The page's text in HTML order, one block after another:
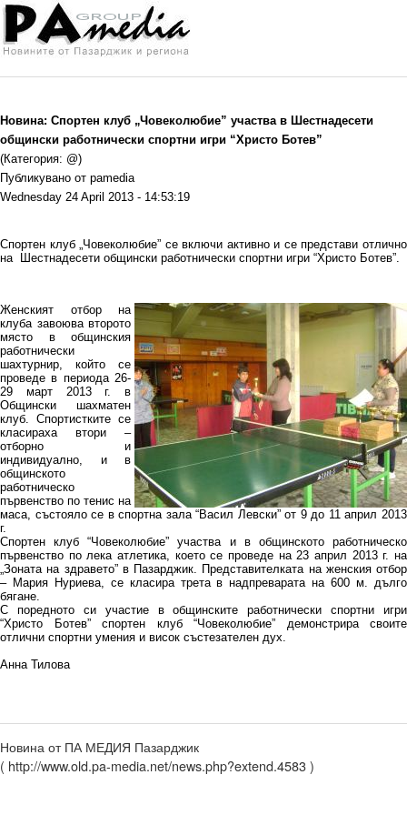
Новина: Спортен клуб „Човеколюбие” участва в Шестнадесети
общински работнически спортни игри “Христо Ботев”
(Категория: @)
Публикувано от pamedia
Wednesday 24 April 2013 - 14:53:19
Спортен клуб „Човеколюбие” се включи активно и се представи отлично
на Шестнадесети общински работнически спортни игри “Христо Ботев”.
Женският отбор на
клуба завоюва второто
място в общинския
работнически
шахтурнир, който се
проведе в периода 26-
29 март 2013 г. в
Общински шахматен
клуб. Спортистките се
класираха втори –
отборно и
индивидуално, и в
общинското
работническо
първенство по тенис на
маса, състояло се в спортна зала “Васил Левски” от 9 до 11 април 2013
г.
Спортен клуб “Човеколюбие” участва и в общинското работническо
първенство по лека атлетика, което се проведе на 23 април 2013 г. на
„Зоната на здравето” в Пазарджик. Представителката на женския отбор
– Мария Нуриева, се класира трета в надпреварата на 600 м. дълго
бягане.
С поредното си участие в общинските работнически спортни игри
“Христо Ботев” спортен клуб “Човеколюбие” демонстрира своите
отлични спортни умения и висок състезателен дух.
Анна Тилова
Новина от ПА МЕДИЯ Пазарджик
( http://www.old.pa-media.net/news.php?extend.4583 )